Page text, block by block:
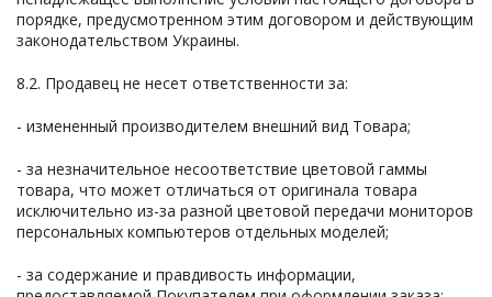
порядке, предусмотренном этим договором и действующим
законодательством Украины.
8.2. Продавец не несет ответственности за:
- измененный производителем внешний вид Товара;
- за незначительное несоответствие цветовой гаммы
товара, что может отличаться от оригинала товара
исключительно из-за разной цветовой передачи мониторов
персональных компьютеров отдельных моделей;
- за содержание и правдивость информации,